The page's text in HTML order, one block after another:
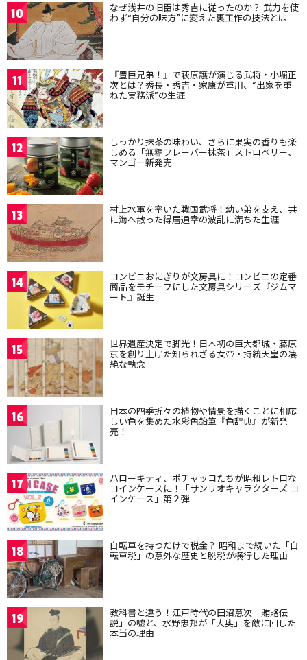
10 なぜ浅井の旧臣は秀吉に従ったのか？ 武力を使
わず“自分の味方”に変えた裏工作の技法とは
11 『豊臣兄弟！』で萩原護が演じる武将・小堀正
次とは？秀長・秀吉・家康が重用、“出家を重
ねた実務派”の生涯
12 しっかり抹茶の味わい、さらに果実の香りも楽
しめる「無糖フレーバー抹茶」ストロベリー、
マンゴー新発売
13 村上水軍を率いた戦国武将！幼い弟を支え、共
に海へ散った得居通幸の波乱に満ちた生涯
14 コンビニおにぎりが文房具に！コンビニの定番
商品をモチーフにした文房具シリーズ『ジムマ
ート』誕生
15 世界遺産決定で脚光！日本初の巨大都城・藤原
京を創り上げた知られざる女帝・持統天皇の凄
絶な執念
16 日本の四季折々の植物や情景を描くことに相応
しい色を集めた水彩色鉛筆『色辞典』が新発
売！
17 ハローキティ、ポチャッコたちが昭和レトロな
コインケースに！「サンリオキャラクターズ コ
インケース」第２弾
18 自転車を持つだけで税金？ 昭和まで続いた「自
転車税」の意外な歴史と脱税が横行した理由
19 教科書と違う！江戸時代の田沼意次「賄賂伝
説」の嘘と、水野忠邦が「大奥」を敵に回した
本当の理由